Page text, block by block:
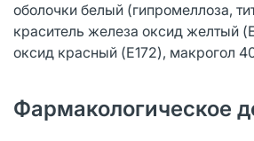
оболочки белый (гипромеллоза,
краситель железа оксид желтый
оксид красный (E172), макрогол
Фармакологическое